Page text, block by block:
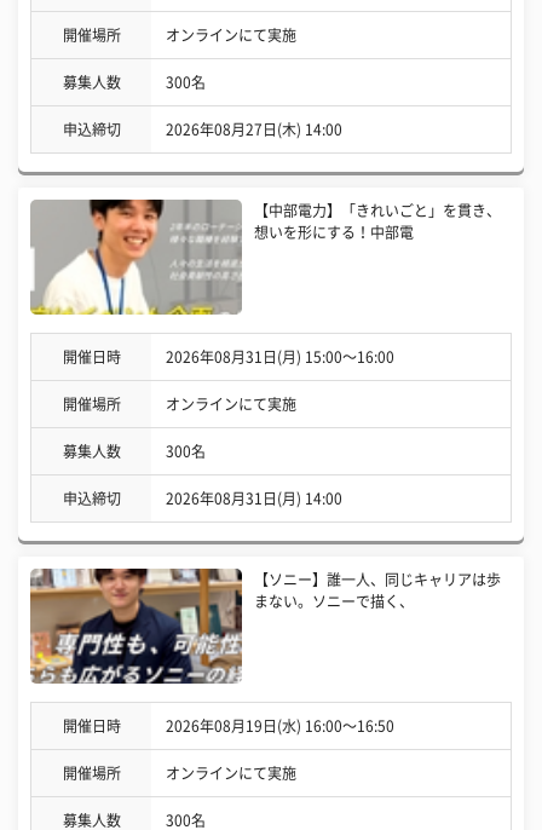
開催場所 オンラインにて実施
募集人数 300名
申込締切 2026年08月27日(木) 14:00
【中部電力】「きれいごと」を貫き、
想いを形にする！中部電
開催日時 2026年08月31日(月) 15:00〜16:00
開催場所 オンラインにて実施
募集人数 300名
申込締切 2026年08月31日(月) 14:00
【ソニー】誰一人、同じキャリアは歩
まない。ソニーで描く、
開催日時 2026年08月19日(水) 16:00〜16:50
開催場所 オンラインにて実施
募集人数 300名